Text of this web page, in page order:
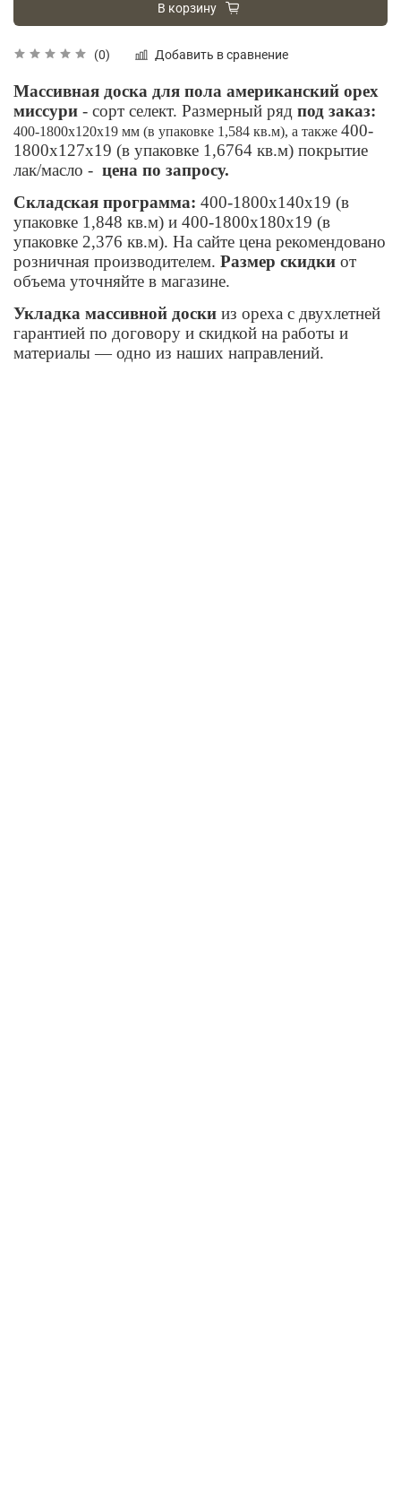
(0) Добавить в сравнение
В корзину
Массивная доска для пола американский орех
миссури - сорт селект. Размерный ряд под заказ:
400-1800х120х19 мм (в упаковке 1,584 кв.м), а также 400-
1800х127х19 (в упаковке 1,6764 кв.м) покрытие
лак/масло - цена по запросу.
Складская программа: 400-1800х140х19 (в
упаковке 1,848 кв.м) и 400-1800х180х19 (в
упаковке 2,376 кв.м). На сайте цена рекомендовано
розничная производителем. Размер скидки от
объема уточняйте в магазине.
Укладка массивной доски из ореха с двухлетней
гарантией по договору и скидкой на работы и
материалы — одно из наших направлений.